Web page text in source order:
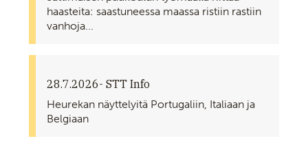
haasteita: saastuneessa maassa ristiin rastiin
vanhoja...
28.7.2026- STT Info
Heurekan näyttelyitä Portugaliin, Italiaan ja
Belgiaan